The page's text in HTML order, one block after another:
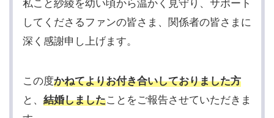
私こと紗綾を幼い頃から温かく見守り、サポート
してくださるファンの皆さま、関係者の皆さまに
深く感謝申し上げます。
この度かねてよりお付き合いしておりました方
と、 結婚しましたことをご報告させていただきま